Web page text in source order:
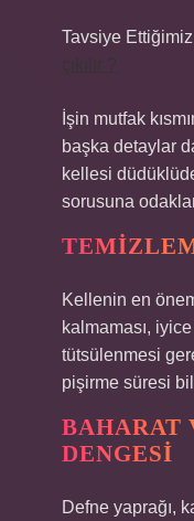
Tavsiye
çıkılır ?
İşin mutfak
başka detaylar
kellesi
sorusuna
Kellenin en
kalmaması,
tütsülenmesi
pişirme süresi
BAHARAT
DENGESI
Defne yaprağı,